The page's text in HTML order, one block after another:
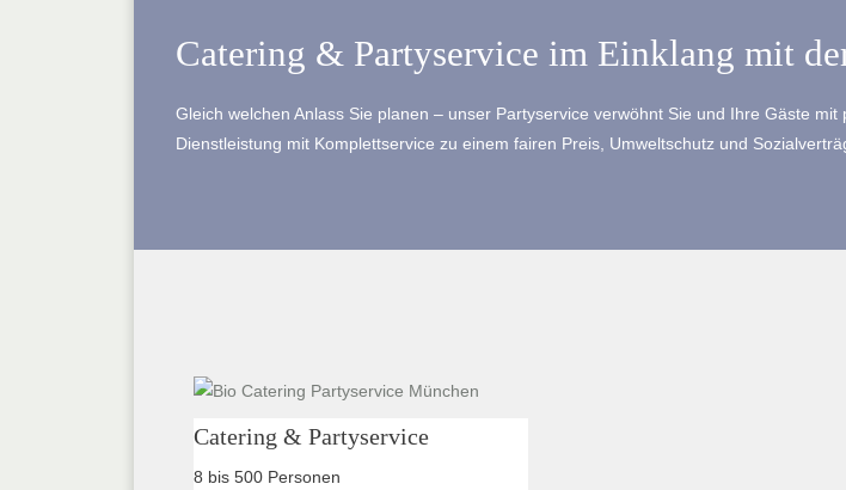
Catering & Partyservice im Einklang mit
Gleich welchen Anlass Sie planen – unser Partyservice verwöhnt Sie und Ihre Gäste
Dienstleistung mit Komplettservice zu einem fairen Preis, Umweltschutz und
Catering & Partyservice
8 bis 500 Personen